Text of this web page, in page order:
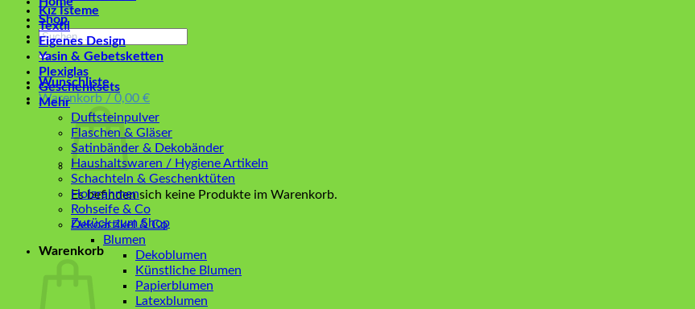
Shop
Suchen
nach:
Wunschliste
Warenkorb / 0,00 €
Es befinden sich keine Produkte im Warenkorb.
Zurück zum Shop
Warenkorb
Kız İsteme
Textil
Eigenes Design
Yasin & Gebetsketten
Plexiglas
Geschenksets
Mehr
Duftsteinpulver
Flaschen & Gläser
Satinbänder & Dekobänder
Haushaltswaren / Hygiene Artikeln
Schachteln & Geschenktüten
Holzrahmen
Rohseife & Co
Dekoartikel & Co
Blumen
Dekoblumen
Künstliche Blumen
Papierblumen
Latexblumen